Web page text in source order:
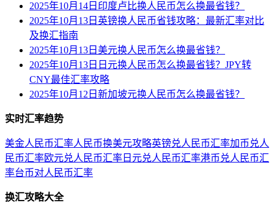
2025年10月14日印度卢比换人民币怎么换最省钱？
2025年10月13日英镑换人民币省钱攻略：最新汇率对比
及换汇指南
2025年10月13日美元换人民币怎么换最省钱？
2025年10月13日日元换人民币怎么换最省钱？JPY转
CNY最佳汇率攻略
2025年10月12日新加坡元换人民币怎么换最省钱？
实时汇率趋势
美金人民币汇率人民币换美元攻略英镑兑人民币汇率加币兑人
民币汇率欧元兑人民币汇率 日元兑人民币汇率港币兑人民币汇
率台币对人民币汇率
换汇攻略大全